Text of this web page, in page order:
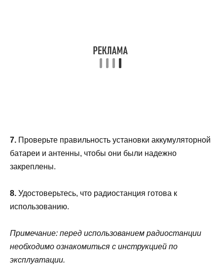
7. Проверьте правильность установки аккумуляторной
батареи и антенны, чтобы они были надежно
закреплены.
8. Удостоверьтесь, что радиостанция готова к
использованию.
Примечание: перед использованием радиостанции
необходимо ознакомиться с инструкцией по
эксплуатации.